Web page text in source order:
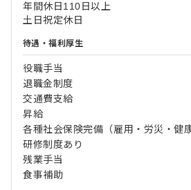
年間休日110日以上
土日祝定休日
待遇・福利厚生
役職手当
退職金制度
交通費支給
昇給
各種社会保険完備（雇用・労災・健
研修制度あり
残業手当
食事補助